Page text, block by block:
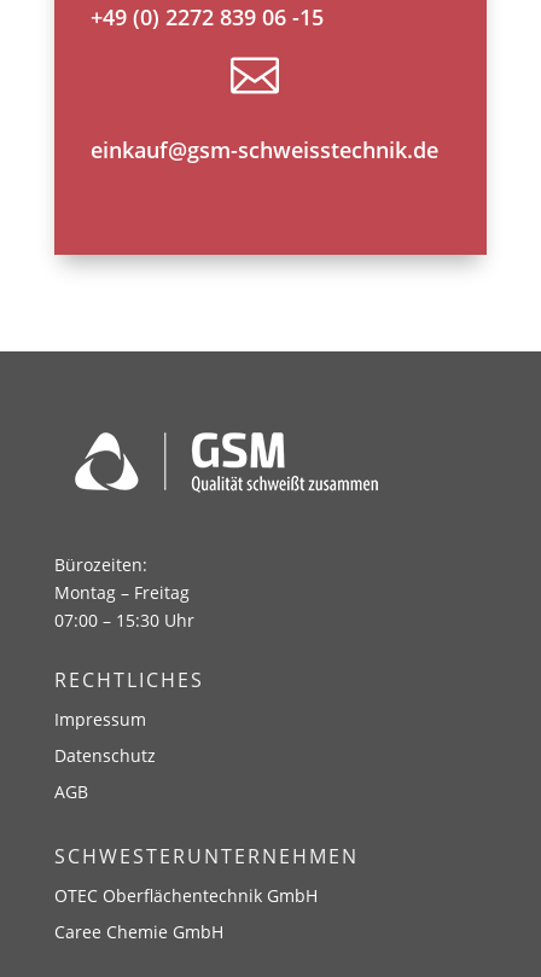
+49 (0) 2272 839 06 -15

einkauf@gsm-schweisstechnik.de
Bürozeiten:
Montag – Freitag
07:00 – 15:30 Uhr
RECHTLICHES
Impressum
Datenschutz
AGB
SCHWESTERUNTERNEHMEN
OTEC Oberflächentechnik GmbH
Caree Chemie GmbH